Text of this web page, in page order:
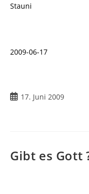
Stauni
2009-06-17
Beitrag17. Juni 2009
Gibt es Gott